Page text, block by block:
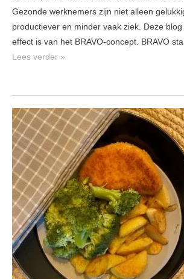
Gezonde werknemers zijn niet alleen
productiever en minder vaak ziek. Deze
effect is van het BRAVO-concept. BRAVO
Lees verder »
Gebakken
aardappelen,
broccoli
en
kipcordonblue